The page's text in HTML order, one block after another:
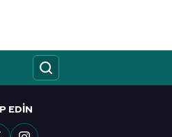
EDIN